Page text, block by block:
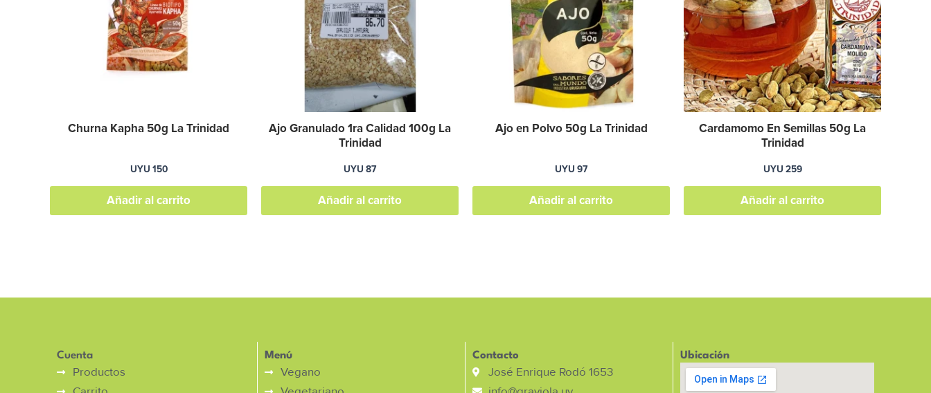
Churna Kapha 50g La Trinidad
UYU 150
Añadir al carrito
Ajo Granulado 1ra Calidad 100g La
Trinidad
UYU 87
Añadir al carrito
Ajo en Polvo 50g La Trinidad
UYU 97
Añadir al carrito
Cardamomo En Semillas 50g La
Trinidad
UYU 259
Añadir al carrito
Cuenta
Productos
Menú
Vegano
Contacto
José Enrique Rodó 1653
Ubicación